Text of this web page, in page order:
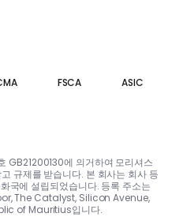
FSCA ASIC
GB21200130에 의거하여 모리셔스
규제를 받습니다. 본 회사는 회사 등
국에 설립되었습니다. 등록 주소는
The Catalyst, Silicon Avenue,
of Mauritius입니다.